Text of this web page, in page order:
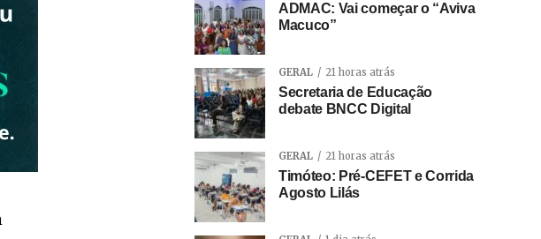
ADMAC: Vai começar o “Aviva
Macuco”
GERAL 21 horas atrás
Secretaria de Educação
debate BNCC Digital
GERAL 21 horas atrás
Timóteo: Pré-CEFET e Corrida
Agosto Lilás